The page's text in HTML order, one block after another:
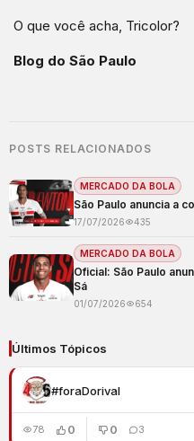
O que você acha, Tricolor?
Blog do São Paulo
POSTS RELACIONADOS
MERCADO DA BOLA
São Paulo anuncia a
17/07/2026 435
MERCADO DA BOLA
Oficial: São Paulo
Sá
01/07/2026 654
Últimos Tópicos
#foraDorival
78 0 0 3